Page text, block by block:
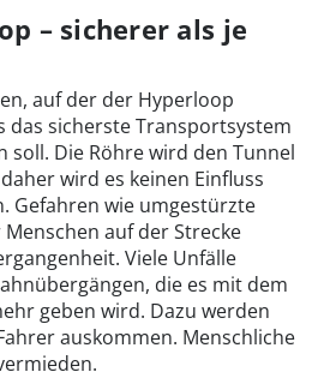
– sicherer als je
auf der der Hyperloop
das sicherste Transportsystem
soll. Die Röhre wird den Tunnel
wird es keinen Einfluss
Gefahren wie umgestürzte
auf der Strecke
Viele Unfälle
die es mit dem
geben wird. Dazu werden
auskommen. Menschliche